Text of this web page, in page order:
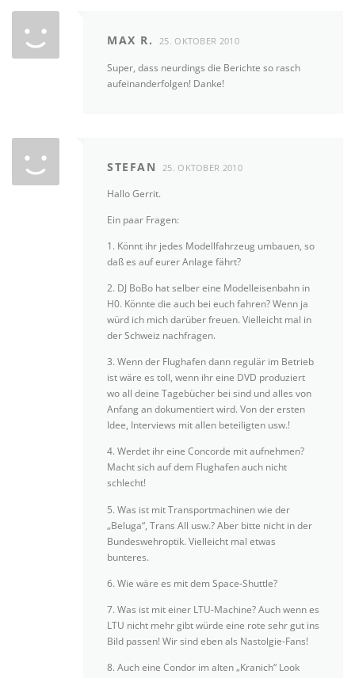
MAX R. 25. OKTOBER 2010
Super, dass neurdings die Berichte so rasch
aufeinanderfolgen! Danke!
STEFAN 25. OKTOBER 2010
Hallo Gerrit.
Ein paar Fragen:
1. Könnt ihr jedes Modellfahrzeug umbauen, so
daß es auf eurer Anlage fährt?
2. DJ BoBo hat selber eine Modelleisenbahn in
H0. Könnte die auch bei euch fahren? Wenn ja
würd ich mich darüber freuen. Vielleicht mal in
der Schweiz nachfragen.
3. Wenn der Flughafen dann regulär im Betrieb
ist wäre es toll, wenn ihr eine DVD produziert
wo all deine Tagebücher bei sind und alles von
Anfang an dokumentiert wird. Von der ersten
Idee, Interviews mit allen beteiligten usw.!
4. Werdet ihr eine Concorde mit aufnehmen?
Macht sich auf dem Flughafen auch nicht
schlecht!
5. Was ist mit Transportmachinen wie der
„Beluga“, Trans All usw.? Aber bitte nicht in der
Bundeswehroptik. Vielleicht mal etwas
bunteres.
6. Wie wäre es mit dem Space-Shuttle?
7. Was ist mit einer LTU-Machine? Auch wenn es
LTU nicht mehr gibt würde eine rote sehr gut ins
Bild passen! Wir sind eben als Nastolgie-Fans!
8. Auch eine Condor im alten „Kranich“ Look